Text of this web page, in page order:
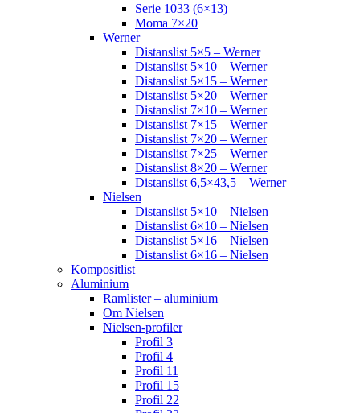
Serie 1033 (6×13)
Moma 7×20
Werner
Distanslist 5×5 – Werner
Distanslist 5×10 – Werner
Distanslist 5×15 – Werner
Distanslist 5×20 – Werner
Distanslist 7×10 – Werner
Distanslist 7×15 – Werner
Distanslist 7×20 – Werner
Distanslist 7×25 – Werner
Distanslist 8×20 – Werner
Distanslist 6,5×43,5 – Werner
Nielsen
Distanslist 5×10 – Nielsen
Distanslist 6×10 – Nielsen
Distanslist 5×16 – Nielsen
Distanslist 6×16 – Nielsen
Kompositlist
Aluminium
Ramlister – aluminium
Om Nielsen
Nielsen-profiler
Profil 3
Profil 4
Profil 11
Profil 15
Profil 22